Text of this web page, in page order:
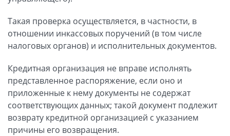
Такая проверка осуществляется, в частности, в
отношении инкассовых поручений (в том числе
налоговых органов) и исполнительных документов.
Кредитная организация не вправе исполнять
представленное распоряжение, если оно и
приложенные к нему документы не содержат
соответствующих данных; такой документ подлежит
возврату кредитной организацией с указанием
причины его возвращения.